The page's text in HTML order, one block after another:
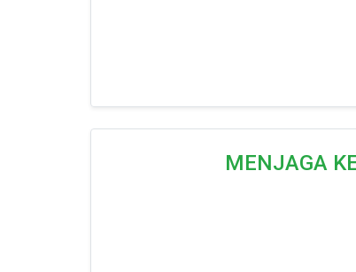
MENJAGA